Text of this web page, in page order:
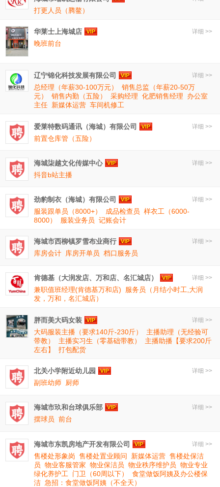
打更人员（腾鳌）
详细 >>
华莱士上海城店
晚班前台
详细 >>
辽宁锦化科技发展有限公司
总经理（年薪30-100万元）
销售总监（年薪20-50万
元）
销售内勤（五险） 采购经理 化肥销售经理
办公室
主任 新媒体运营 车间机修工
详细 >>
爱莱特数码通讯（海城）有限公司
前置仓库管（五险）
详细 >>
海城柒越文化传媒中心
抖音b站主播
详细 >>
劲豹制衣（海城）有限公司
服装跟单员（8000+）
成品检查员 样衣工（6000-
8000）
服装业务员 记账会计
详细 >>
海城市西柳镇罗雪布业商行
库房会计 库房开单员 档口服务员
详细 >>
肯德基（大润发店、万和店、名汇城店）
兼职值班经理(肯德基万和店)
服务员（月结小时工,大润
发，万和，名汇城店）
详细 >>
胖而美大码女装
大码服装主播（要求140斤-230斤）
主播助理（无经验可
带教）
主播实习生（零基础带教）
主播助播【要求200斤
左右】
打包配货
详细 >>
北关小学附近幼儿园
副班幼师 厨师
详细 >>
海城市玖和台球俱乐部
摆球员 前台
详细 >>
海城市东凯房地产开发有限公司
售楼处形象岗 售楼处置业顾问 新媒体运营 售楼处保洁
员 物业客服管家 物业保洁员 物业秩序维护员 物业专业
绿化养护工
门卫（60周以下）
食堂做饭阿姨及办公楼保
洁 急招：食堂做饭阿姨（不全天）